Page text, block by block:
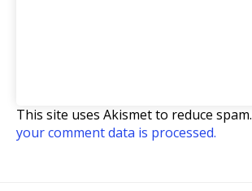
This site uses Akismet to reduce spam.
your comment data is processed.